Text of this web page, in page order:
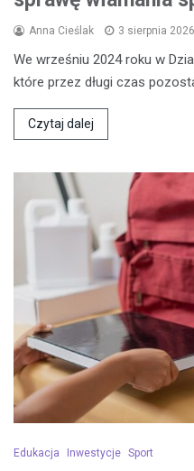
Anna Cieślak 3 sierpnia 2026
We wrześniu 2024 roku w
które przez długi czas
Czytaj dalej
Edukacja Inwestycje Sport